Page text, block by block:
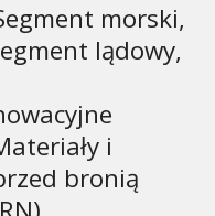
morski,
lądowy,
i
bronią